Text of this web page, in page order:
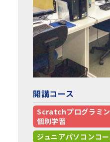
開講コース
Scratchプログラミ
個別学習
ジュニアパソコンコ